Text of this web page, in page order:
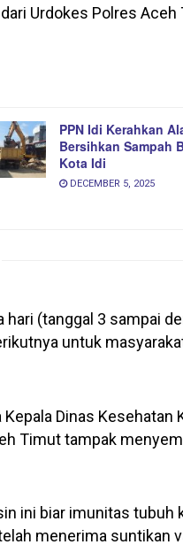
Urdokes Polres Aceh
PPN Idi Kerahkan
Bersihkan Sampah
Kota Idi
DECEMBER 5, 2025
(tanggal 3 sampai
untuk
Dinas Kesehatan
Timut tampak
ini biar imunitas tubuh
menerima suntikan